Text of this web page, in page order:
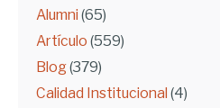
Alumni (65)
Artículo (559)
Blog(379)
Calidad Institucional (4)